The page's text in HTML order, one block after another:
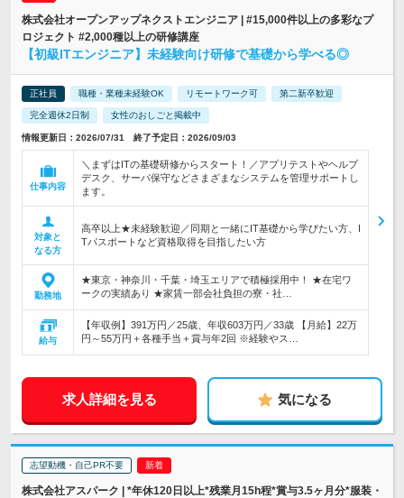
株式会社オープンアップネクストエンジニア | #15,000件以上の多彩なプ
ロジェクト #2,000種以上の研修講座
【初級ITエンジニア】未経験向け研修で基礎から学べる◎
正社員 職種・業種未経験OK リモートワーク可 第二新卒歓迎
完全週休2日制 女性のおしごと掲載中
情報更新日：2026/07/31 終了予定日：2026/09/03
仕事内容
＼まずはITの基礎研修からスタート！／アプリテストやヘルプ
デスク、サーバ保守などさまざまなシステムを管理サポートし
ます。
対象と
なる方
高卒以上★未経験歓迎／同期と一緒にIT基礎から学びたい方、I
Tパスポートなど資格取得を目指したい方
勤務地
★東京・神奈川・千葉・埼玉エリアで積極採用中！ ★在宅ワ
ークの実績あり ★家賃一部会社負担の寮・社…
給与
【年収例】391万円／25歳、年収603万円／33歳 【月給】22万
円～55万円＋各種手当＋賞与年2回 ※経験やス…
求人詳細を見る 気になる
志望動機・自己PR不要
株式会社アスパーク | *年休120日以上*残業月15h程*賞与3.5ヶ月分*服装・